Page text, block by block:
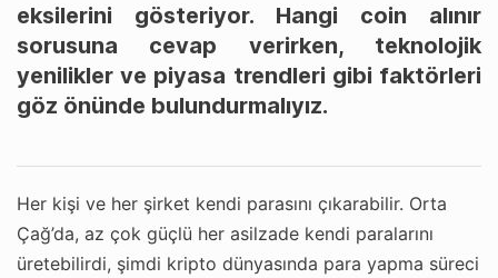
eksilerini gösteriyor. Hangi coin alınır
sorusuna cevap verirken, teknolojik
yenilikler ve piyasa trendleri gibi faktörleri
göz önünde bulundurmalıyız.
Her kişi ve her şirket kendi parasını çıkarabilir. Orta
Çağ’da, az çok güçlü her asilzade kendi paralarını
üretebilirdi, şimdi kripto dünyasında para yapma süreci